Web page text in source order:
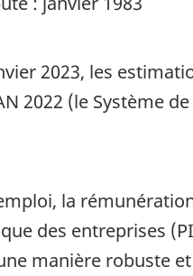
2023, les
2022 (le Système
la
des entreprises
manière robuste